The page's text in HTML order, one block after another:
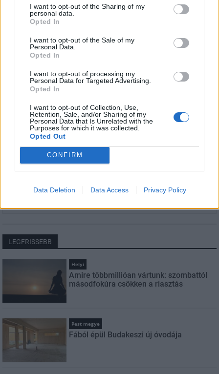
I want to opt-out of the Sharing of my
personal data.
Opted In
I want to opt-out of the Sale of my
Personal Data.
Opted In
I want to opt-out of processing my
Personal Data for Targeted Advertising.
Opted In
I want to opt-out of Collection, Use,
Retention, Sale, and/or Sharing of my
Personal Data that Is Unrelated with the
Purposes for which it was collected.
Opted Out
CONFIRM
Data Deletion Data Access Privacy Policy
popsztár 2025. szeptember 12-én az MVM Dome-ban lép fel.
HÍRLEVÉL
E-mail cím
Feliratkozom a hírlevélre és elfogadom azadatvédelmi
LEGFRISSEBB
Helyi
Amire többmillióan vártunk: szombattól
másodfokúra csökken a riasztás
Pest megye
Fából épül Budakeszi új óvodája